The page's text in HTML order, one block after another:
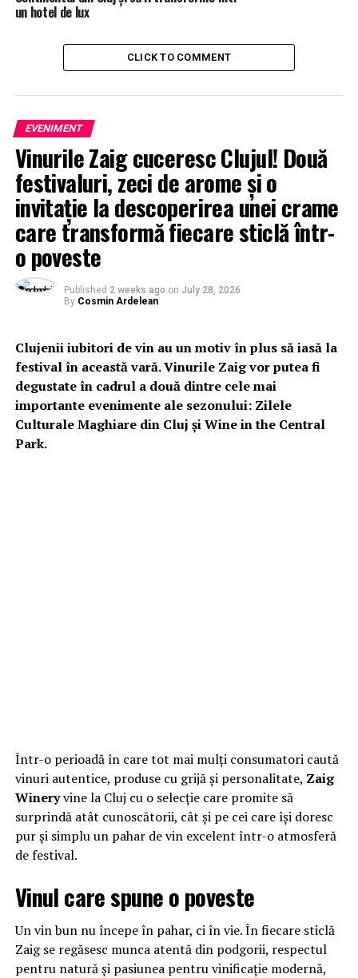
un hotel de lux
CLICK TO COMMENT
EVENIMENT
Vinurile Zaig cuceresc Clujul! Două
festivaluri, zeci de arome și o
invitație la descoperirea unei crame
care transformă fiecare sticlă într-
o poveste
Published 2 weeks ago on July 28, 2026
By Cosmin Ardelean
Clujenii iubitori de vin au un motiv în plus să iasă la
festival în această vară. Vinurile Zaig vor putea fi
degustate în cadrul a două dintre cele mai
importante evenimente ale sezonului: Zilele
Culturale Maghiare din Cluj și Wine in the Central
Park.
Într-o perioadă în care tot mai mulți consumatori caută
vinuri autentice, produse cu grijă și personalitate, Zaig
Wineryvine la Cluj cu o selecție care promite să
surprindă atât cunoscătorii, cât și pe cei care își doresc
pur și simplu un pahar de vin excelent într-o atmosferă
de festival.
Vinul care spune o poveste
Un vin bun nu începe în pahar, ci în vie. În fiecare sticlă
Zaig se regăsesc munca atentă din podgorii, respectul
pentru natură și pasiunea pentru vinificație modernă,